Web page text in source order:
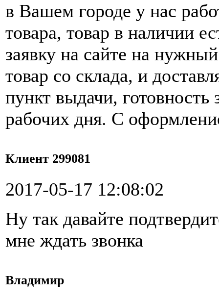
в Вашем городе у нас
товара, товар в наличии
заявку на сайте на
товар со склада, и
пункт выдачи, готовность
рабочих дня. С
Клиент 299081
2017-05-17 12:08:02
Ну так давайте
мне ждать звонка
Владимир